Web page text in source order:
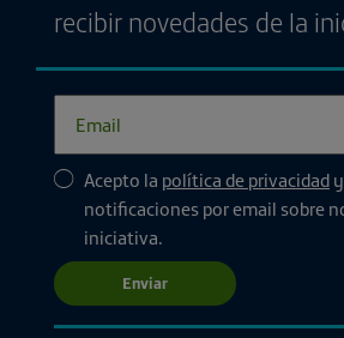
recibir novedades de la
Acepto la política de privacidad
notificaciones por email sobre
iniciativa.
Enviar